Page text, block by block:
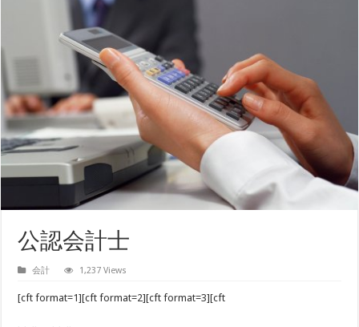
公認会計士
会計 1,237 Views
[cft format=1][cft format=2][cft format=3][cft